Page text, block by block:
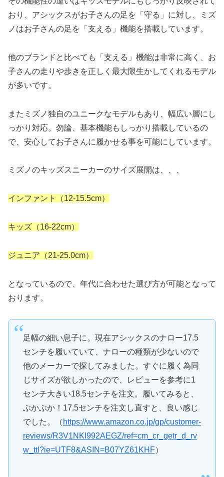
おり、アシックスがお子さんの足を「守る」に対し、ミズ
ノはお子さんの足を「支える」機能を搭載しています。
他のブランドと比べても「支える」機能は非常に高く、お
子さんの走りや歩きを正しく最大限生かしてくれるモデル
が多いです。
またミズノ独自のユニークなモデルもあり、幅広い層にし
っかり対応。勿論、基本機能もしっかり搭載しているの
で、安心してお子さんに履かせる事を可能にしています。
ミズノのキッズスニーカーのサイズ展開は、、、
インファント（12-15.5cm）
キッズ（16-22cm）
ジュニア（21-25.0cm）
となっているので、年代に合わせた選び方が可能となって
おります。
足幅の細い息子に。現在アシックスのナロー17.5
センチを履いていて、ナローの種類が少ないので
他のメーカーで探してみました。すぐに履く為同
じサイズが欲しかったので、レビューを参考に1
センチ大きい18.5センチを注文。履いてみると、
ぶかぶか！17.5センチを注文し直すと、良い感じ
でした。（ https://www.amazon.co.jp/gp/customer-
reviews/R3V1NKI992AEGZ/ref=cm_cr_getr_d_rv
w_ttl?ie=UTF8&ASIN=B07YZ61KHF）